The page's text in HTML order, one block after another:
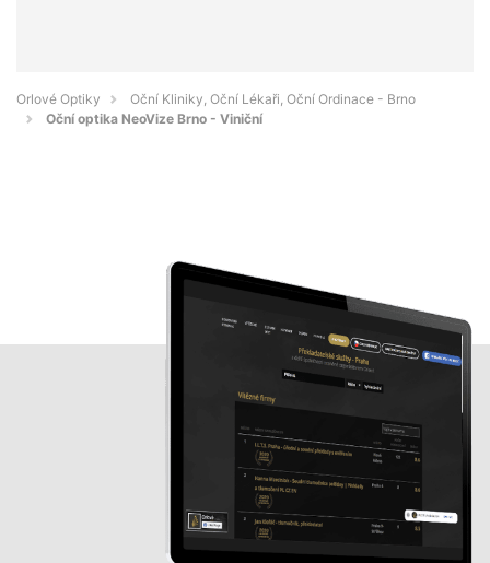
Orlové Optiky
Oční Kliniky, Oční Lékaři, Oční Ordinace - Brno
Oční optika NeoVize Brno - Viniční